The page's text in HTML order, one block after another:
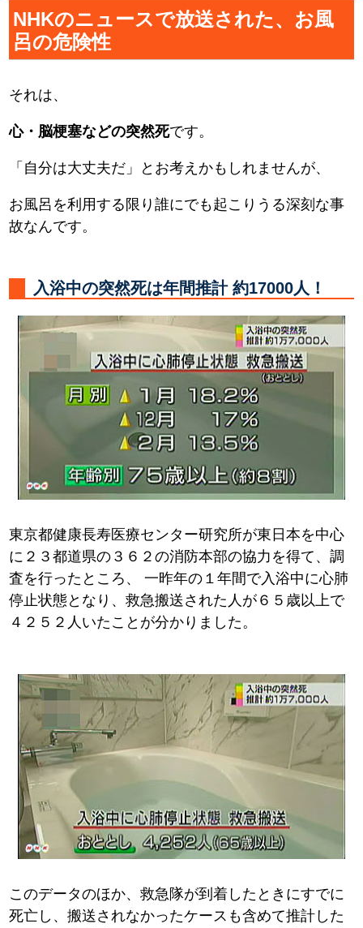
NHKのニュースで放送された、お風
呂の危険性
それは、
心・脳梗塞などの突然死です。
「自分は大丈夫だ」とお考えかもしれませんが、
お風呂を利用する限り誰にでも起こりうる深刻な事
故なんです。
入浴中の突然死は年間推計 約17000人！
東京都健康長寿医療センター研究所が東日本を中心
に２３都道県の３６２の消防本部の協力を得て、調
査を行ったところ、
一昨年の１年間で入浴中に心肺
停止状態となり、救急搬送された人が６５歳以上で
４２５２人いたことが分かりました。
このデータのほか、救急隊が到着したときにすでに
死亡し、搬送されなかったケースも含めて推計した